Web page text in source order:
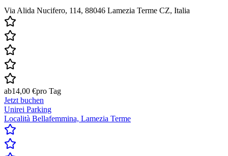
Via Alida Nucifero, 114, 88046 Lamezia Terme CZ, Italia
ab14,00 €pro Tag
Jetzt buchen
Unirei Parking
Località Bellafemmina, Lamezia Terme